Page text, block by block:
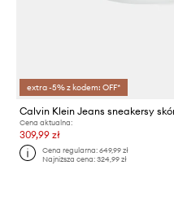
extra -5% z kodem: OFF*
Cena aktualna:
309,99 zł
Cena regularna:649,99 zł
Najniższa cena:324,99 zł